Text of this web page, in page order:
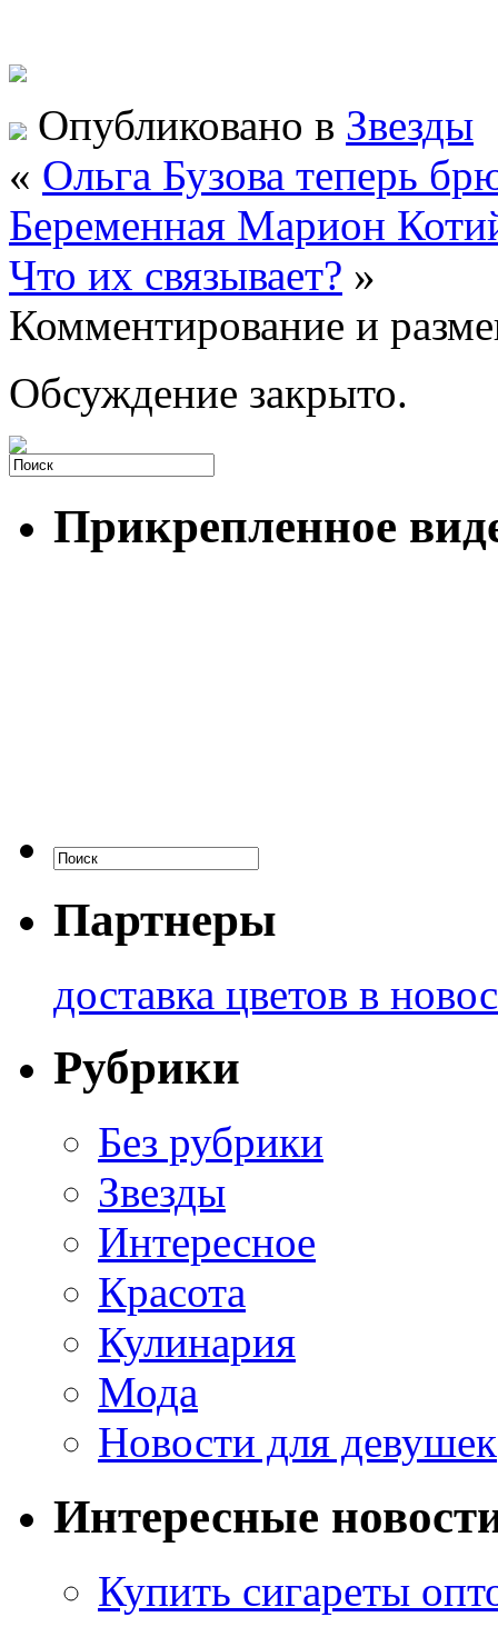
Опубликовано в Звезды
« Ольга Бузова теперь
Беременная Марион
Что их связывает? »
Комментирование и
Обсуждение закрыто.
Прикрепленное
Партнеры
доставка цветов в
Рубрики
Без рубрики
Звезды
Интересное
Красота
Кулинария
Мода
Новости для девушек
Интересные
Купить сигареты